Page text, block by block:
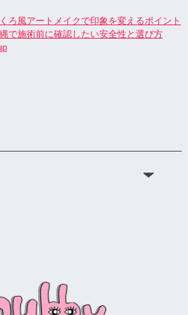
ろ風アートメイクで印象を変えるポイント
で施術前に確認したい安全性と選び方